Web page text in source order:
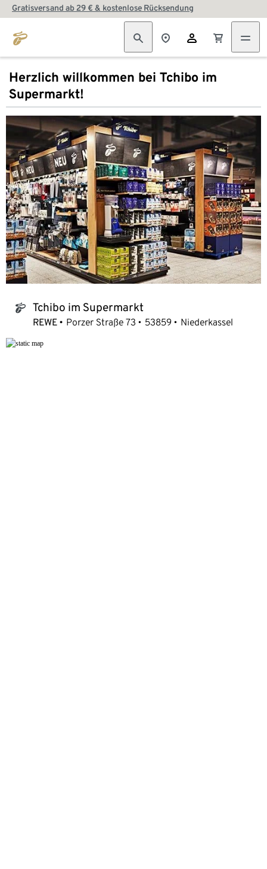
Gratisversand ab 29 € & kostenlose Rücksendung
Herzlich willkommen bei Tchibo im
Supermarkt!
tchibo_logo Tchibo im Supermarkt
REWE Porzer Straße 73 53859 Niederkassel